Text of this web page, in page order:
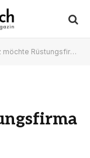
Rüstungsfirma FFG kaufen